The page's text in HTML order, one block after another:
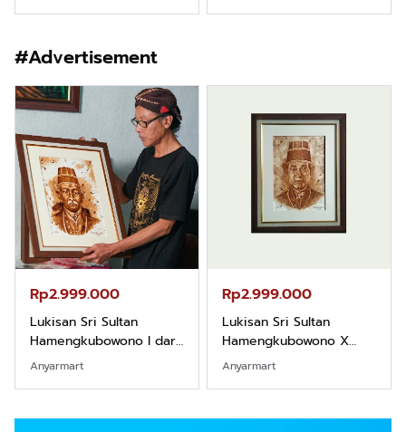
#Advertisement
Rp2.999.000
Lukisan Sri Sultan
Hamengkubowono I dari
Kopi Karya Rudi Winarso
Anyarmart
Rp2.999.000
Lukisan Sri Sultan
Hamengkubowono X
dari Kopi Karya Rudi
Winarso
Anyarmart